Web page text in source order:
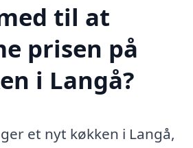
til at
prisen på
i Langå?
et nyt køkken i Langå,